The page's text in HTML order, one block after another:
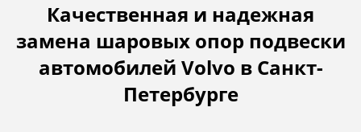
Качественная и надежная
замена шаровых опор подвески
автомобилей Volvo в Санкт-
Петербурге